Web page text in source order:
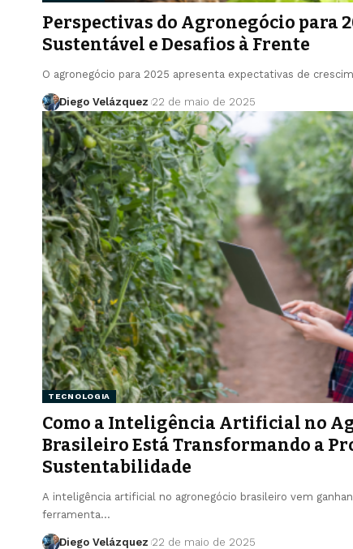
Perspectivas do Agronegócio para
Sustentável e Desafios à Frente
O agronegócio para 2025 apresenta expectativas de
Diego Velázquez 22 de maio de 2025
TECNOLOGIA
Como a Inteligência Artificial no
Brasileiro Está Transformando a
Sustentabilidade
A inteligência artificial no agronegócio brasileiro vem
ferramenta…
Diego Velázquez 22 de maio de 2025